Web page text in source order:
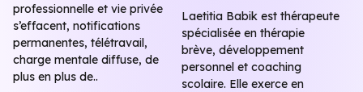
professionnelle et vie privée
s’effacent, notifications
permanentes, télétravail,
charge mentale diffuse, de
plus en plus de..
Laetitia Babik est thérapeute
spécialisée en thérapie
brève, développement
personnel et coaching
scolaire. Elle exerce en